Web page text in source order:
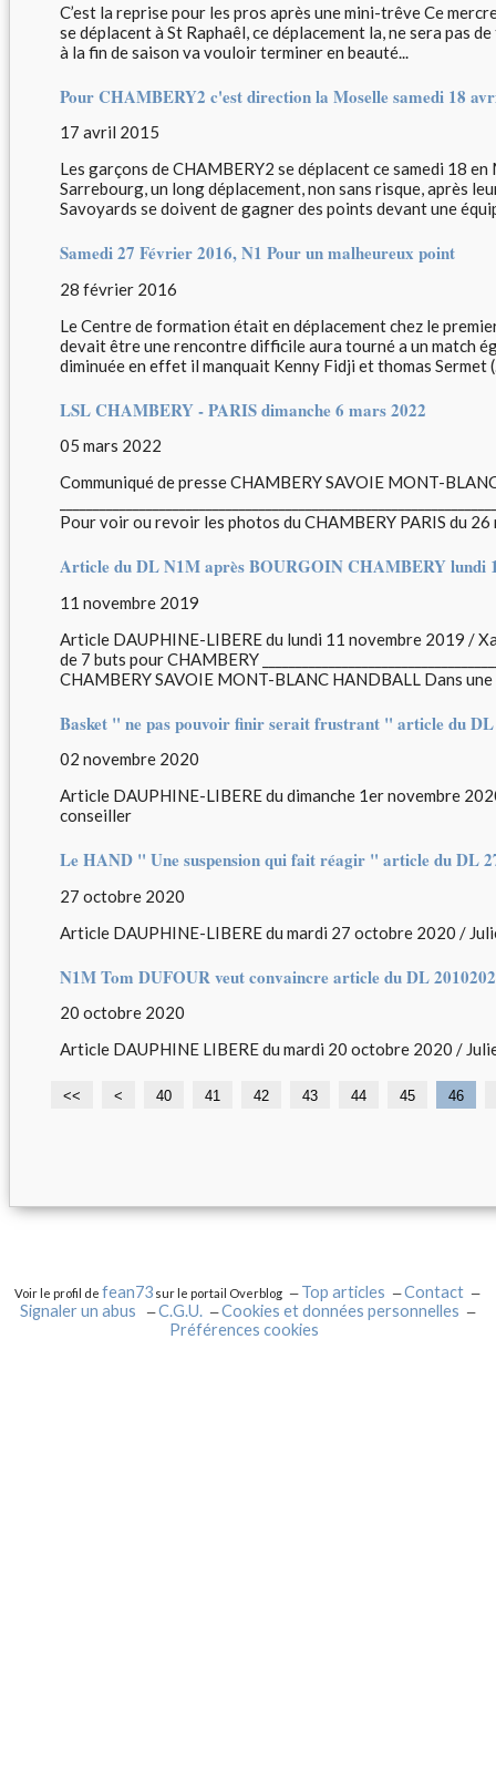
C’est la reprise pour les pros après une mini-trêve Ce
se déplacent à St Raphaêl, ce déplacement la, ne sera pas
à la fin de saison va vouloir terminer en beauté...
Pour CHAMBERY2 c'est direction la Moselle samedi 18
17 avril 2015
Les garçons de CHAMBERY2 se déplacent ce samedi 18
Sarrebourg, un long déplacement, non sans risque, après
Savoyards se doivent de gagner des points devant une
Samedi 27 Février 2016, N1 Pour un malheureux point
28 février 2016
Le Centre de formation était en déplacement chez le
devait être une rencontre difficile aura tourné a un match
diminuée en effet il manquait Kenny Fidji et thomas Sermet
LSL CHAMBERY - PARIS dimanche 6 mars 2022
05 mars 2022
Communiqué de presse CHAMBERY SAVOIE MONT-
Pour voir ou revoir les photos du CHAMBERY PARIS du 26
Article du DL N1M après BOURGOIN CHAMBERY lundi
11 novembre 2019
Article DAUPHINE-LIBERE du lundi 11 novembre 2019 /
de 7 buts pour CHAMBERY
CHAMBERY SAVOIE MONT-BLANC HANDBALL Dans
Basket " ne pas pouvoir finir serait frustrant " article du
02 novembre 2020
Article DAUPHINE-LIBERE du dimanche 1er novembre
conseiller
Le HAND " Une suspension qui fait réagir " article du DL
27 octobre 2020
Article DAUPHINE-LIBERE du mardi 27 octobre 2020 /
N1M Tom DUFOUR veut convaincre article du DL
20 octobre 2020
Article DAUPHINE LIBERE du mardi 20 octobre 2020 /
<< <
1
2
3
40 41 42 43 44 45 46
Voir le profil defean73 sur le portail Overblog Top articles
Contact
Signaler un abus
C.G.U.
Cookies et données personnelles
Préférences cookies